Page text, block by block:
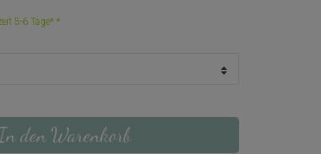
5-6 Tage*
den Warenkorb